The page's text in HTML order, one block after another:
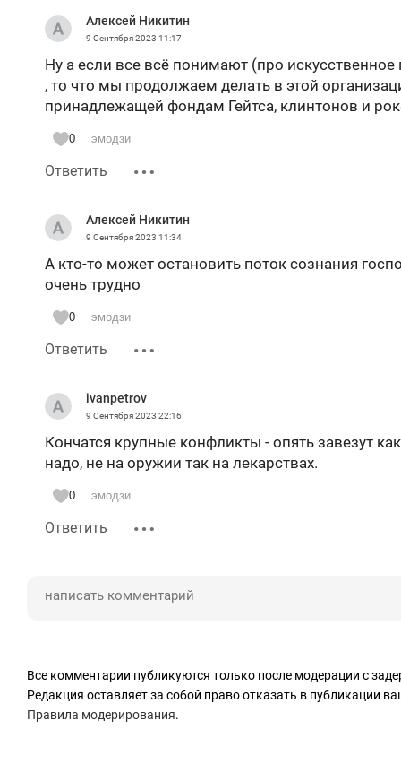
Алексей Никитин
9 Сентября 2023 11:17
Ну а если все всё понимают (про
, то что мы продолжаем делать в этой
принадлежащей фондам Гейтса, клинтонов и
0 эмодзи
Ответить
Алексей Никитин
9 Сентября 2023 11:34
А кто-то может остановить поток сознания
очень трудно
0 эмодзи
Ответить
ivanpetrov
9 Сентября 2023 22:16
Кончатся крупные конфликты - опять завезут
надо, не на оружии так на лекарствах.
0 эмодзи
Ответить
Все комментарии публикуются только после модерации с
Редакция оставляет за собой право отказать в публикации
Правила модерирования.